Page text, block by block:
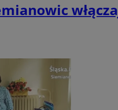
takich jak logowanie użytkownika i
ze strony internetowej.